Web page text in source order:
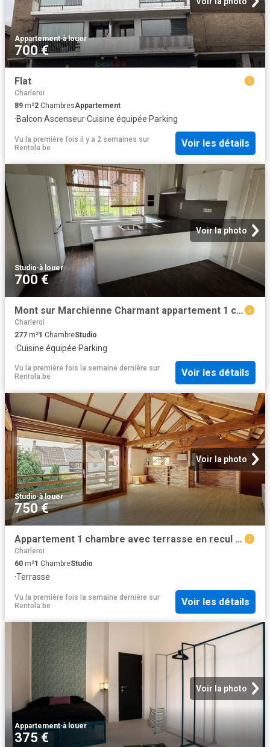
Appartement·à louer
700 €
Flat
Charleroi
89 m²2 ChambresAppartement
·Balcon·Ascenseur·Cuisine équipée·Parking
Vu la première fois il y a 2 semaines sur
Rentola.be
Voir les détails
Voir la photo
Studio·à louer
700 €
Mont sur Marchienne Charmant appartement 1 chambre
Charleroi
277 m²1 ChambreStudio
·Cuisine équipée·Parking
Vu la première fois la semaine dernière sur
Rentola.be
Voir les détails
Voir la photo
Studio·à louer
750 €
Appartement 1 chambre avec terrasse en recul de voirie
Charleroi
60 m²1 ChambreStudio
·Terrasse
Vu la première fois la semaine dernière sur
Rentola.be
Voir les détails
Voir la photo
Appartement·à louer
375 €